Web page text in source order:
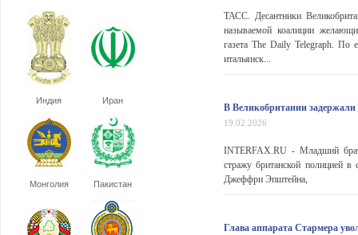
Индия Иран
Монголия Пакистан
ТАСС. Десантники
называемой коалиции
газета The Daily Telegraph. По
итальянск...
В Великобритании
19.02.2026
INTERFAX.RU - Младший
стражу британской полицией
Джеффри Эпштейна,
Глава аппарата Стармера